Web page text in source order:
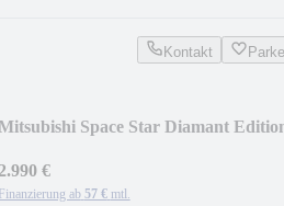
Kontakt
Space Star Diamant
2.990 €
Finanzierung ab 57 € mtl.